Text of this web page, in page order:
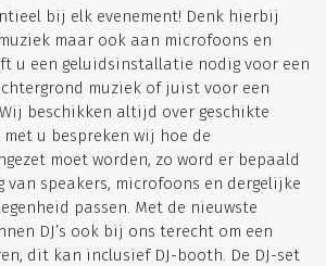
bij elk evenement! Denk hierbij
maar ook aan microfoons en
u een geluidsinstallatie nodig voor een
muziek of juist voor een
beschikken altijd over geschikte
u bespreken wij hoe de
moet worden, zo word er bepaald
van speakers, microfoons en dergelijke
passen. Met de nieuwste
DJ’s ook bij ons terecht om een
dit kan inclusief DJ-booth. De DJ-set